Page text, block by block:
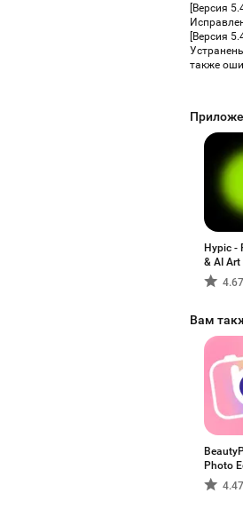
[Версия
[Версия
также
Hypic -
& AI Art
4.67
Вам
Photo
4.47